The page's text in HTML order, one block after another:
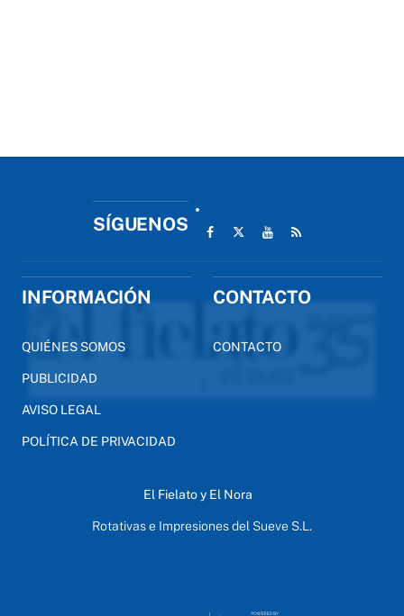
SÍGUENOS
INFORMACIÓN
QUIÉNES SOMOS
PUBLICIDAD
AVISO LEGAL
POLÍTICA DE PRIVACIDAD
CONTACTO
CONTACTO
El Fielato y El Nora
Rotativas e Impresiones del Sueve S.L.